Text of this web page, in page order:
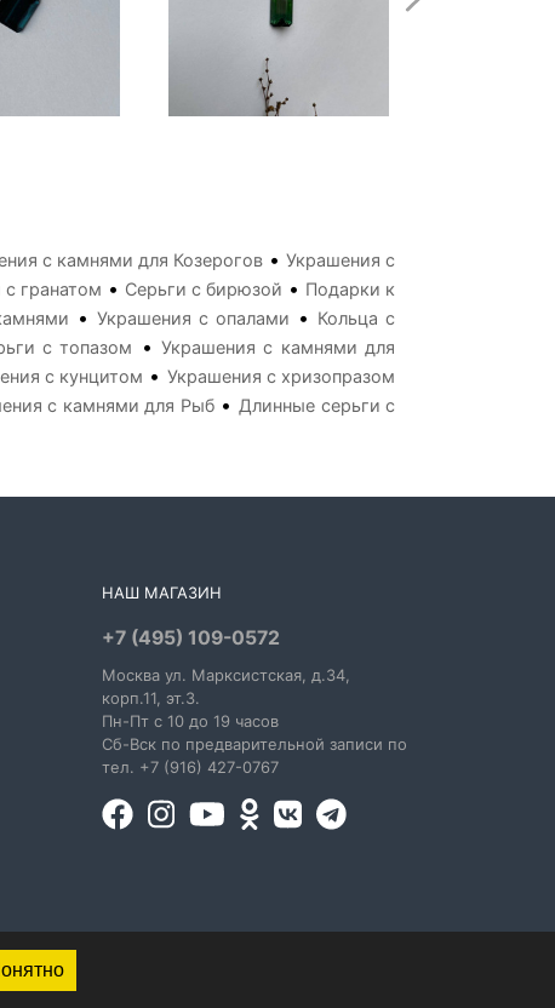
с камнями для Козерогов•Украшения с
с гранатом • Серьги с бирюзой • Подарки к
• Украшения с опалами • Кольца с
с топазом • Украшения с камнями для
с кунцитом • Украшения с хризопразом
с камнями для Рыб• Длинные серьги с
НАШ МАГАЗИН
+7 (495) 109-0572
Москва ул. Марксистская, д.34,
корп.11, эт.3.
Пн-Пт c 10 до 19 часов
Сб-Вск по предварительной записи по
тел. +7 (916) 427-0767